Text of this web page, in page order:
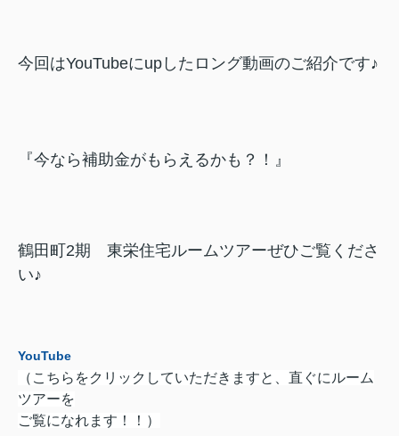
今回はYouTubeにupしたロング動画のご紹介です♪
『今なら補助金がもらえるかも？！』
鶴田町2期 東栄住宅ルームツアーぜひご覧くださ
い♪
YouTube
（こちらをクリックしていただきますと、直ぐにルーム
ツアーを
ご覧になれます！！）